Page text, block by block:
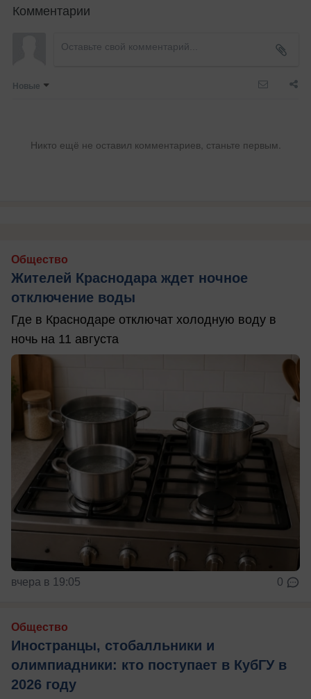
Комментарии
Новые
Никто ещё не оставил комментариев, станьте первым.
Общество
Жителей Краснодара ждет ночное
отключение воды
Где в Краснодаре отключат холодную воду в
ночь на 11 августа
вчера в 19:05 0
Общество
Иностранцы, стобалльники и
олимпиадники: кто поступает в КубГУ в
2026 году